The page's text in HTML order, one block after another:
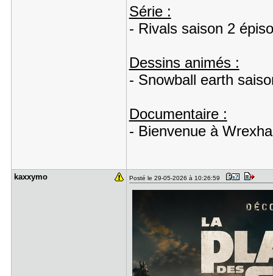
Série :
- Rivals saison 2
Dessins animés :
- Snowball earth
Documentaire :
- Bienvenue à
kaxxymo Posté le 29-05-2026 à 10:26:59